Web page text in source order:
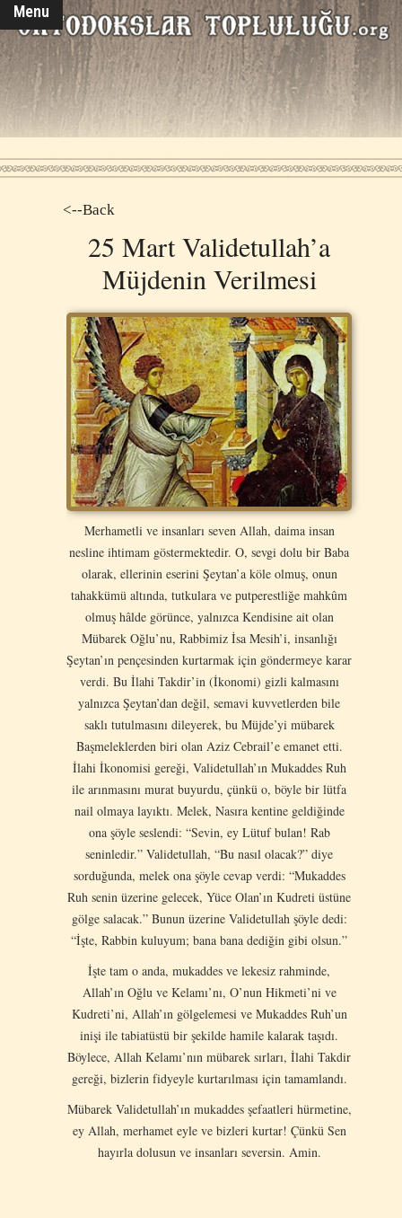
Menu
<--Back
25 Mart Validetullah’a
Müjdenin Verilmesi
Merhametli ve insanları seven Allah, daima insan
nesline ihtimam göstermektedir. O, sevgi dolu bir Baba
olarak, ellerinin eserini Şeytan’a köle olmuş, onun
tahakkümü altında, tutkulara ve putperestliğe mahkûm
olmuş hâlde görünce, yalnızca Kendisine ait olan
Mübarek Oğlu’nu, Rabbimiz İsa Mesih’i, insanlığı
Şeytan’ın pençesinden kurtarmak için göndermeye karar
verdi. Bu İlahi Takdir’in (İkonomi) gizli kalmasını
yalnızca Şeytan’dan değil, semavi kuvvetlerden bile
saklı tutulmasını dileyerek, bu Müjde’yi mübarek
Başmeleklerden biri olan Aziz Cebrail’e emanet etti.
İlahi İkonomisi gereği, Validetullah’ın Mukaddes Ruh
ile arınmasını murat buyurdu, çünkü o, böyle bir lütfa
nail olmaya layıktı. Melek, Nasıra kentine geldiğinde
ona şöyle seslendi: “Sevin, ey Lütuf bulan! Rab
seninledir.” Validetullah, “Bu nasıl olacak?” diye
sorduğunda, melek ona şöyle cevap verdi: “Mukaddes
Ruh senin üzerine gelecek, Yüce Olan’ın Kudreti üstüne
gölge salacak.” Bunun üzerine Validetullah şöyle dedi:
“İşte, Rabbin kuluyum; bana bana dediğin gibi olsun.”
İşte tam o anda, mukaddes ve lekesiz rahminde,
Allah’ın Oğlu ve Kelamı’nı, O’nun Hikmeti’ni ve
Kudreti’ni, Allah’ın gölgelemesi ve Mukaddes Ruh’un
inişi ile tabiatüstü bir şekilde hamile kalarak taşıdı.
Böylece, Allah Kelamı’nın mübarek sırları, İlahi Takdir
gereği, bizlerin fidyeyle kurtarılması için tamamlandı.
Mübarek Validetullah’ın mukaddes şefaatleri hürmetine,
ey Allah, merhamet eyle ve bizleri kurtar! Çünkü Sen
hayırla dolusun ve insanları seversin. Amin.